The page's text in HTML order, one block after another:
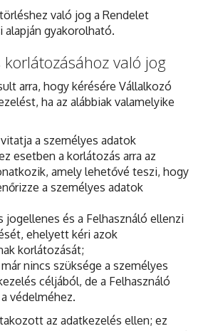
való jog a Rendelet
gyakorolható.
korlátozásához való jog
arra, hogy kérésére Vállalkozó
ha az alábbiak valamelyike
a személyes adatok
esetben a korlátozás arra az
amely lehetővé teszi, hogy
a személyes adatok
jogellenes és a Felhasználó ellenzi
ehelyett kéri azok
korlátozását;
nincs szüksége a személyes
céljából, de a Felhasználó
védelméhez.
az adatkezelés ellen; ez